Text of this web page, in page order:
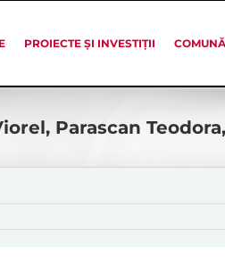
PROIECTE ȘI INVESTIȚII
Parascan